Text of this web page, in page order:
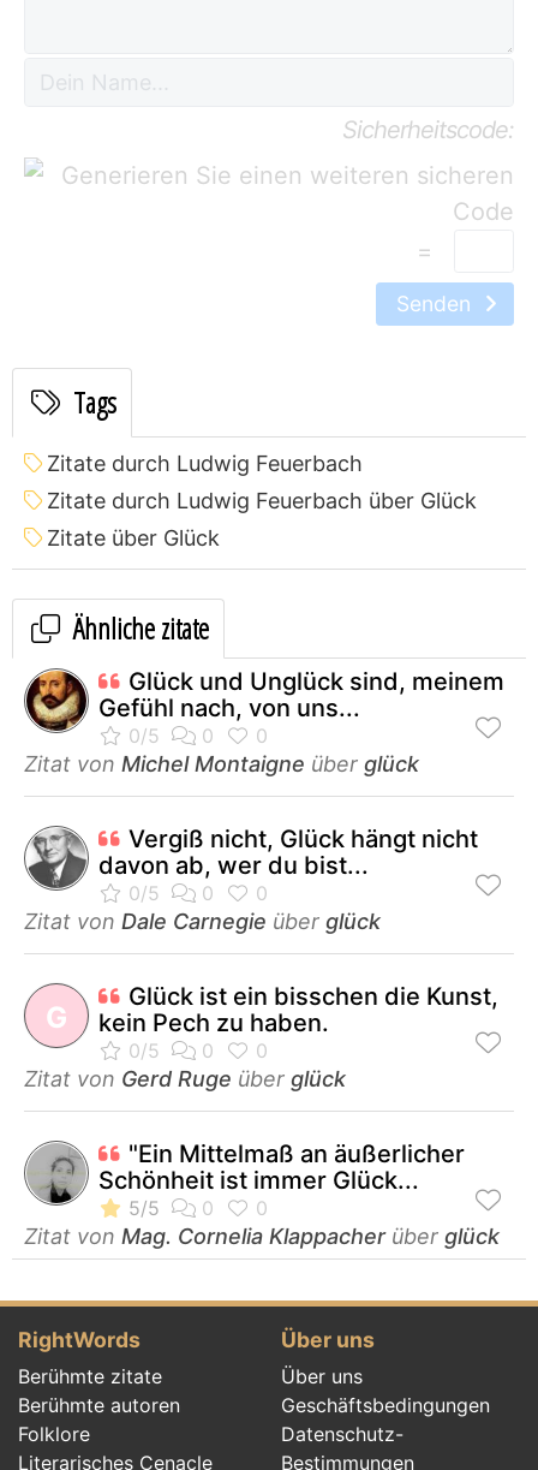
Sicherheitscode:
=
Senden
Tags
Zitate durch Ludwig Feuerbach
Zitate durch Ludwig Feuerbach über Glück
Zitate über Glück
Ähnliche zitate
Glück und Unglück sind, meinem
Gefühl nach, von uns...
Zitat von Michel Montaigne über glück
Vergiß nicht, Glück hängt nicht
davon ab, wer du bist...
Zitat von Dale Carnegie über glück
G
Glück ist ein bisschen die Kunst,
kein Pech zu haben.
Zitat von Gerd Ruge über glück
"Ein Mittelmaß an äußerlicher
Schönheit ist immer Glück...
Zitat von Mag. Cornelia Klappacherüber glück
RightWords
Berühmte zitate
Berühmte autoren
Folklore
Literarisches Cenacle
Über uns
Über uns
Geschäftsbedingungen
Datenschutz-
Bestimmungen